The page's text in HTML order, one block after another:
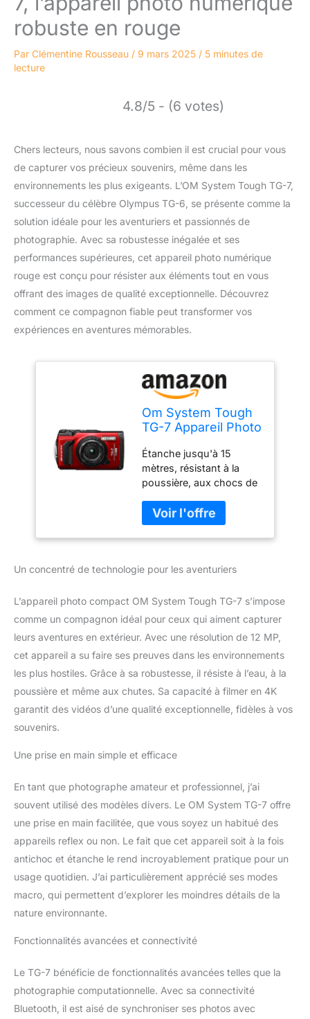
robuste en rouge
Par Clémentine Rousseau / 9 mars 2025 / 5 minutes de
lecture
4.8/5 - (6 votes)
Chers lecteurs, nous savons combien il est crucial pour vous
de capturer vos précieux souvenirs, même dans les
environnements les plus exigeants. L’OM System Tough TG-7,
successeur du célèbre Olympus TG-6, se présente comme la
solution idéale pour les aventuriers et passionnés de
photographie. Avec sa robustesse inégalée et ses
performances supérieures, cet appareil photo numérique
rouge est conçu pour résister aux éléments tout en vous
offrant des images de qualité exceptionnelle. Découvrez
comment ce compagnon fiable peut transformer vos
expériences en aventures mémorables.
Om System Tough
TG-7 Appareil Photo
Successor Olympus
TG-6 Rouge
Étanche jusqu'à 15
mètres, résistant à la
poussière, aux chocs de
l'écrasement de 100 kg,
résistant au gel -10 °C,
anti-buée Objectif haute
maximum 4x, True pic
CMOS rétroéclairé
Système macro variable
composé de 4 modes
macro, capturant jusqu'à
1 centimètre de
l'extrémité de l'objectif 5
modes sous-marins, y
compris microscope
sous-marin et HDR
et 120 fps haute vitesse,
vertical
Un concentré de technologie pour les aventuriers
L’appareil photo compact OM System Tough TG-7 s’impose
comme un compagnon idéal pour ceux qui aiment capturer
leurs aventures en extérieur. Avec une résolution de 12 MP,
cet appareil a su faire ses preuves dans les environnements
les plus hostiles. Grâce à sa robustesse, il résiste à l’eau, à la
poussière et même aux chutes. Sa capacité à filmer en 4K
garantit des vidéos d’une qualité exceptionnelle, fidèles à vos
souvenirs.
Une prise en main simple et efficace
En tant que photographe amateur et professionnel, j’ai
souvent utilisé des modèles divers. Le OM System TG-7 offre
une prise en main facilitée, que vous soyez un habitué des
appareils reflex ou non. Le fait que cet appareil soit à la fois
antichoc et étanche le rend incroyablement pratique pour un
usage quotidien. J’ai particulièrement apprécié ses modes
macro, qui permettent d’explorer les moindres détails de la
nature environnante.
Fonctionnalités avancées et connectivité
Le TG-7 bénéficie de fonctionnalités avancées telles que la
photographie computationnelle. Avec sa connectivité
Bluetooth, il est aisé de synchroniser ses photos avec